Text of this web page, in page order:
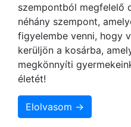
szempontból megfelelő
néhány szempont,
figyelembe venni, hogy
kerüljön a kosárba,
megkönnyíti
életét!
Elolvasom →